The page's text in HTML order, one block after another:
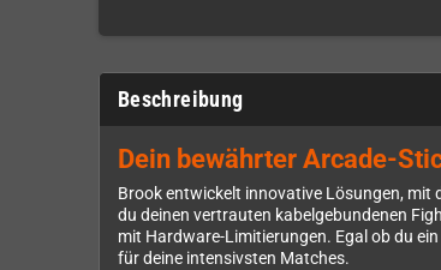
Beschreibung
Dein bewährter Arcade-
Brook entwickelt innovative Lösungen, mit
du deinen vertrauten kabelgebundenen
mit Hardware-Limitierungen. Egal ob du
für deine intensivsten Matches.